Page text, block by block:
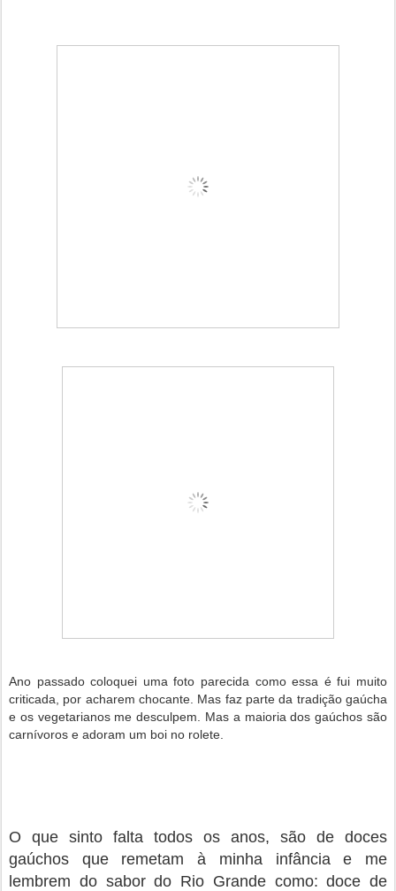
Ano passado coloquei uma foto parecida como essa é fui muito
criticada, por acharem chocante. Mas faz parte da tradição gaúcha
e os vegetarianos me desculpem. Mas a maioria dos gaúchos são
carnívoros e adoram um boi no rolete.
O que sinto falta todos os anos, são de doces
gaúchos que remetam à minha infância e me
lembrem do sabor do Rio Grande como: doce de